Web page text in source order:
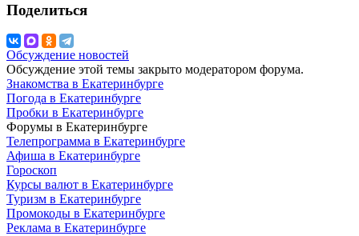
Поделиться
Обсуждение новостей
Обсуждение этой темы закрыто модератором форума.
Знакомства в Екатеринбурге
Погода в Екатеринбурге
Пробки в Екатеринбурге
Форумы в Екатеринбурге
Телепрограмма в Екатеринбурге
Афиша в Екатеринбурге
Гороскоп
Курсы валют в Екатеринбурге
Туризм в Екатеринбурге
Промокоды в Екатеринбурге
Реклама в Екатеринбурге